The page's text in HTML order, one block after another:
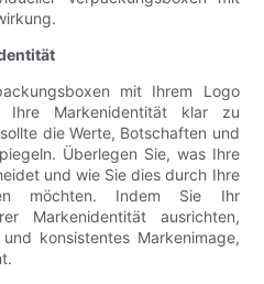
mit Ihrem Logo
Markenidentität klar zu
die Werte, Botschaften und
Überlegen Sie, was Ihre
und wie Sie dies durch Ihre
möchten. Indem Sie Ihr
Markenidentität ausrichten,
konsistentes Markenimage,